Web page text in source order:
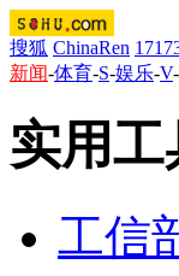
搜狐 ChinaRen
新闻-体育-S-娱乐-V-
实用工
工信